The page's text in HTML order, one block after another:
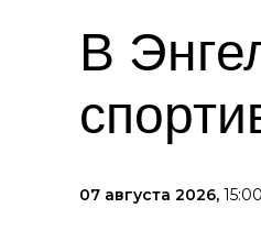
В
07 августа 2026, 15:00